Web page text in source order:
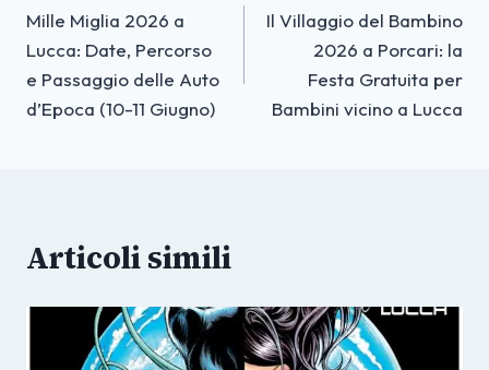
articoli
Mille Miglia 2026 a
Lucca: Date, Percorso
e Passaggio delle Auto
d’Epoca (10-11 Giugno)
Il Villaggio del Bambino
2026 a Porcari: la
Festa Gratuita per
Bambini vicino a Lucca
Articoli simili